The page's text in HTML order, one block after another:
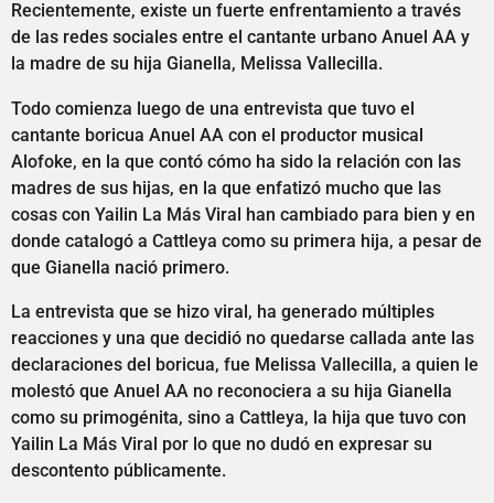
Recientemente, existe un fuerte enfrentamiento a través
de las redes sociales entre el cantante urbano Anuel AA y
la madre de su hija Gianella, Melissa Vallecilla.
Todo comienza luego de una entrevista que tuvo el
cantante boricua Anuel AA con el productor musical
Alofoke, en la que contó cómo ha sido la relación con las
madres de sus hijas, en la que enfatizó mucho que las
cosas con Yailin La Más Viral han cambiado para bien y en
donde catalogó a Cattleya como su primera hija, a pesar de
que Gianella nació primero.
La entrevista que se hizo viral, ha generado múltiples
reacciones y una que decidió no quedarse callada ante las
declaraciones del boricua, fue Melissa Vallecilla, a quien le
molestó que Anuel AA no reconociera a su hija Gianella
como su primogénita, sino a Cattleya, la hija que tuvo con
Yailin La Más Viral por lo que no dudó en expresar su
descontento públicamente.